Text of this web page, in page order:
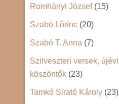
Romhányi József(15)
Szabó Lőrinc (20)
Szabó T. Anna (7)
Szilveszteri versek, újévi
köszöntők (23)
Tamkó Sirató Károly (23)